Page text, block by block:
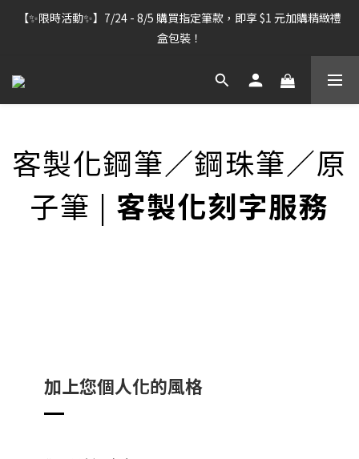
【雷雕訂單出貨暫停】7/30–8/7 進行機器維護，期間「含雷雕之
訂單」將暫停出貨，敬請見諒。
【✨限時活動✨】7/24 - 8/5 購買指定筆款，即享 $1 元加購精緻禮
盒包裝！
【雷雕訂單出貨暫停】7/30–8/7 進行機器維護，期間「含雷雕之
客製化鋼筆／鋼珠筆／原
子筆 | 客製化刻字服務
加上您個人化的風格